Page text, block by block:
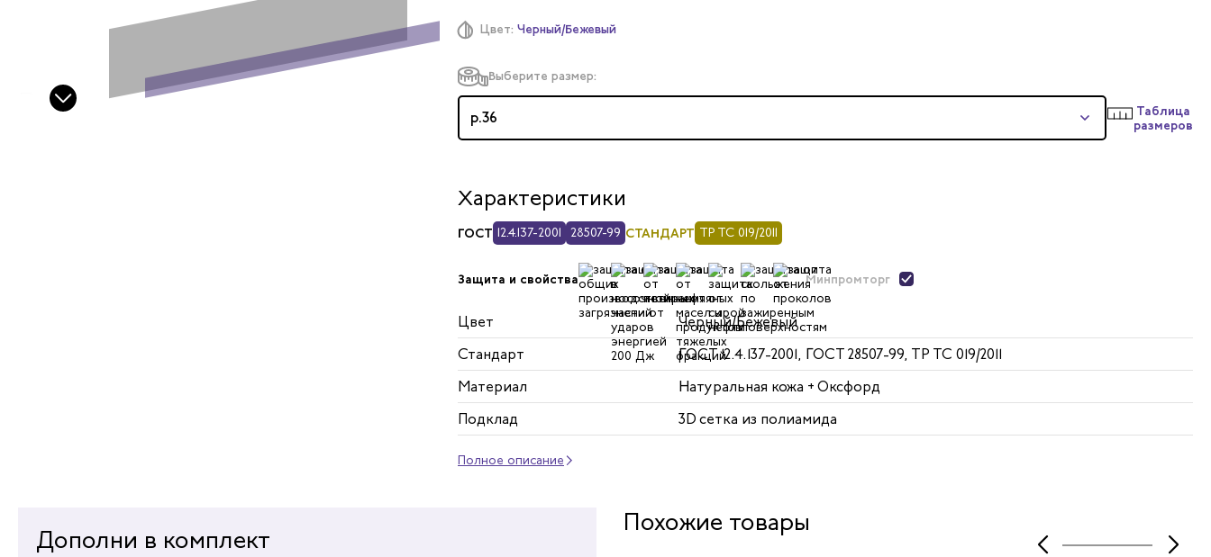
Цвет: Черный/Бежевый
Выберите размер:
р.36
Таблица
размеров
Характеристики
ГОСТ 12.4.137-2001 28507-99 СТАНДАРТ ТР ТС 019/2011
Защита и свойства Минпромторг
Цвет
Черный/Бежевый
Стандарт
ГОСТ 12.4.137-2001, ГОСТ 28507-99, ТР ТС 019/2011
Материал
Натуральная кожа + Оксфорд
Подклад
3D сетка из полиамида
Полное описание
Дополни в комплект
Похожие товары